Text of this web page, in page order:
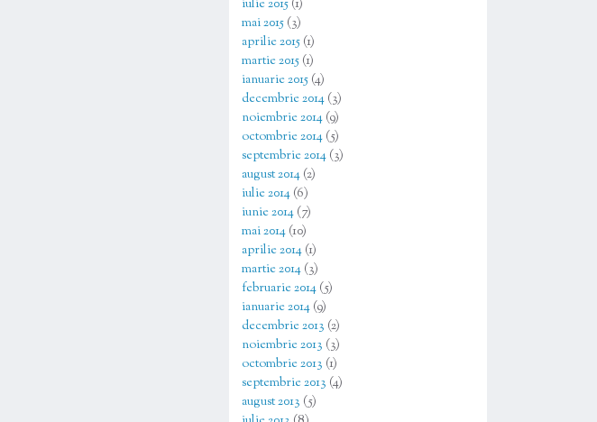
iulie 2015 (1)
mai 2015 (3)
aprilie 2015 (1)
martie 2015 (1)
ianuarie 2015 (4)
decembrie 2014 (3)
noiembrie 2014 (9)
octombrie 2014 (5)
septembrie 2014 (3)
august 2014 (2)
iulie 2014 (6)
iunie 2014 (7)
mai 2014 (10)
aprilie 2014 (1)
martie 2014 (3)
februarie 2014 (5)
ianuarie 2014 (9)
decembrie 2013 (2)
noiembrie 2013 (3)
octombrie 2013 (1)
septembrie 2013 (4)
august 2013 (5)